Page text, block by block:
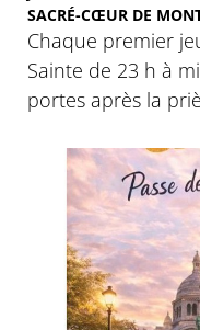
SACRÉ-CŒUR DE
Chaque premier
Sainte de 23 h à
portes après la